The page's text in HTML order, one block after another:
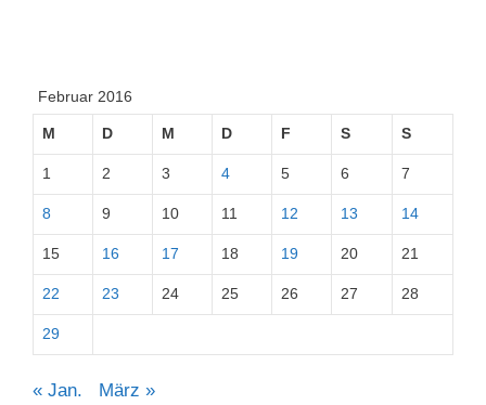
Februar 2016
M D M D F S S
1 2 3 4 5 6 7
8 9 10 11 12 13 14
15 16 17 18 19 20 21
22 23 24 25 26 27 28
29
« Jan. März »